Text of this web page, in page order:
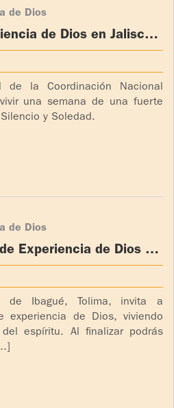
de Dios
de Dios en Jalisco,
de la Coordinación Nacional
una semana de una fuerte
y Soledad.
de Dios
Experiencia de Dios en
de Ibagué, Tolima, invita a
experiencia de Dios, viviendo
espíritu. Al finalizar podrás